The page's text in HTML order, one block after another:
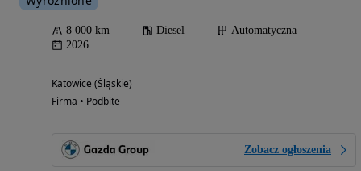
8 000 km Diesel
Automatyczna
2026
Katowice (Śląskie)
Firma • Podbite
Zobacz ogłoszenia